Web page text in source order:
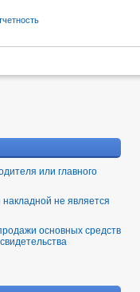
или главного
не является
основных средств